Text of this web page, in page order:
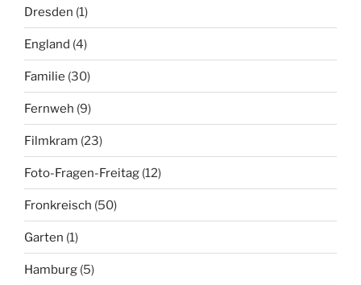
Dresden (1)
England (4)
Familie (30)
Fernweh (9)
Filmkram (23)
Foto-Fragen-Freitag (12)
Fronkreisch (50)
Garten (1)
Hamburg (5)